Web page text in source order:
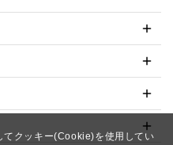
てクッキー(Cookie)を使用してい